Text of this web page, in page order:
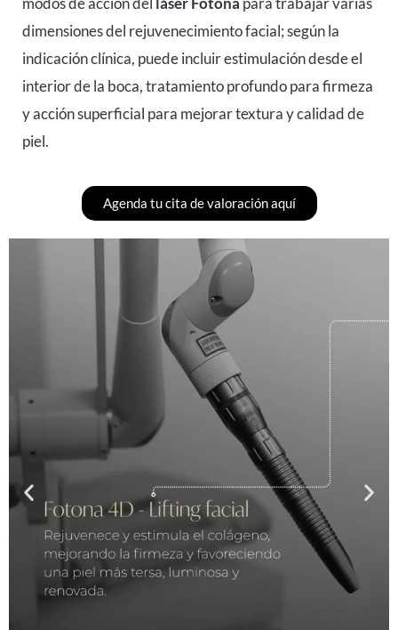
dimensiones del rejuvenecimiento facial; según la
indicación clínica, puede incluir estimulación desde el
interior de la boca, tratamiento profundo para firmeza
y acción superficial para mejorar textura y calidad de
piel.
Agenda tu cita de valoración aquí